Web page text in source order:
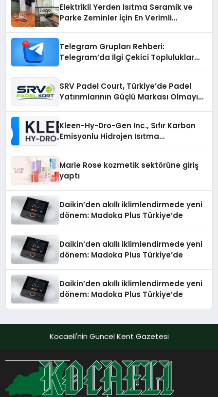
Elektrikli Yerden Isıtma Seramik ve
Parke Zeminler İçin En Verimli
Telegram Grupları Rehberi:
Telegram’da İlgi Çekici Topluluklar
SRV Padel Court, Türkiye’de Padel
Yatırımlarının Güçlü Markası Olmayı
Kleen-Hy-Dro-Gen Inc., Sıfır Karbon
Emisyonlu Hidrojen Isıtma
Marie Rose kozmetik sektörüne giriş
yaptı
Daikin’den akıllı iklimlendirmede yeni
dönem: Madoka Plus Türkiye’de
Daikin’den akıllı iklimlendirmede yeni
dönem: Madoka Plus Türkiye’de
Daikin’den akıllı iklimlendirmede yeni
dönem: Madoka Plus Türkiye’de
Kocaeli'nin Güncel Kent Gazetesi